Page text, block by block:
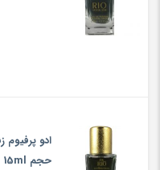
حجم 15ml